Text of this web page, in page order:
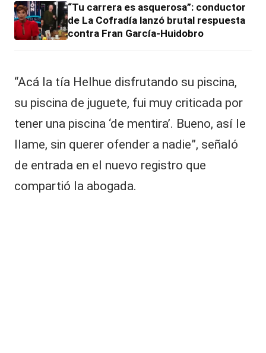
“Tu carrera es asquerosa”: conductor
de La Cofradía lanzó brutal respuesta
contra Fran García-Huidobro
“Acá la tía Helhue disfrutando su piscina,
su piscina de juguete, fui muy criticada por
tener una piscina ‘de mentira’. Bueno, así le
llame, sin querer ofender a nadie”, señaló
de entrada en el nuevo registro que
compartió la abogada.